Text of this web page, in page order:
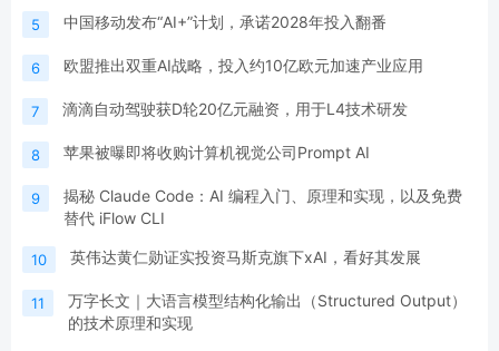
5 中国移动发布“AI+”计划，承诺2028年投入翻番
6 欧盟推出双重AI战略，投入约10亿欧元加速产业应用
7 滴滴自动驾驶获D轮20亿元融资，用于L4技术研发
8 苹果被曝即将收购计算机视觉公司Prompt AI
9
揭秘 Claude Code：AI 编程入门、原理和实现，以及免费
替代 iFlow CLI
10 英伟达黄仁勋证实投资马斯克旗下xAI，看好其发展
11
万字长文｜大语言模型结构化输出（Structured Output）
的技术原理和实现